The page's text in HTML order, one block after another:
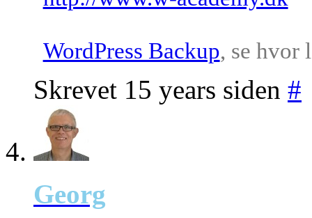
WordPress Backup, se hvor
Skrevet 15 years siden #
Georg